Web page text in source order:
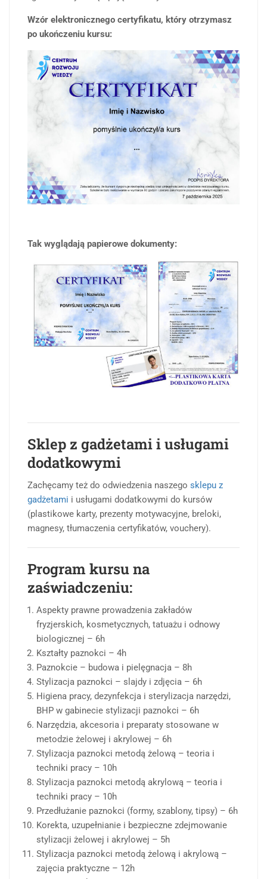
Wzór elektronicznego certyfikatu, który otrzymasz
po ukończeniu kursu:
Tak wyglądają papierowe dokumenty:
Sklep z gadżetami i usługami
dodatkowymi
Zachęcamy też do odwiedzenia naszego sklepu z
gadżetami i usługami dodatkowymi do kursów
(plastikowe karty, prezenty motywacyjne, breloki,
magnesy, tłumaczenia certyfikatów, vouchery).
Program kursu na
zaświadczeniu:
Aspekty prawne prowadzenia zakładów
fryzjerskich, kosmetycznych, tatuażu i odnowy
biologicznej – 6h
Kształty paznokci – 4h
Paznokcie – budowa i pielęgnacja – 8h
Stylizacja paznokci – slajdy i zdjęcia – 6h
Higiena pracy, dezynfekcja i sterylizacja narzędzi,
BHP w gabinecie stylizacji paznokci – 6h
Narzędzia, akcesoria i preparaty stosowane w
metodzie żelowej i akrylowej – 6h
Stylizacja paznokci metodą żelową – teoria i
techniki pracy – 10h
Stylizacja paznokci metodą akrylową – teoria i
techniki pracy – 10h
Przedłużanie paznokci (formy, szablony, tipsy) – 6h
Korekta, uzupełnianie i bezpieczne zdejmowanie
stylizacji żelowej i akrylowej – 5h
Stylizacja paznokci metodą żelową i akrylową –
zajęcia praktyczne – 12h